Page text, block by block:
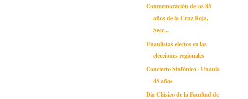
Conmemoración de los 85
años de la Cruz Roja,
Secc...
Unaulistas electos en las
elecciones regionales
Concierto Sinfónico - Unaula
45 años
Día Clásico de la Facultad de